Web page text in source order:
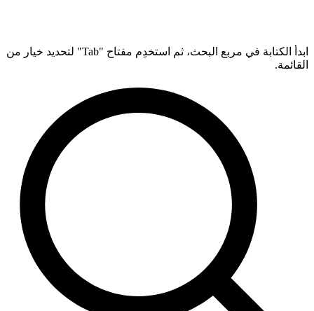
ابدأ الكتابة في مربع البحث، ثم استخدِم مفتاح "Tab" لتحديد خيار من
القائمة.